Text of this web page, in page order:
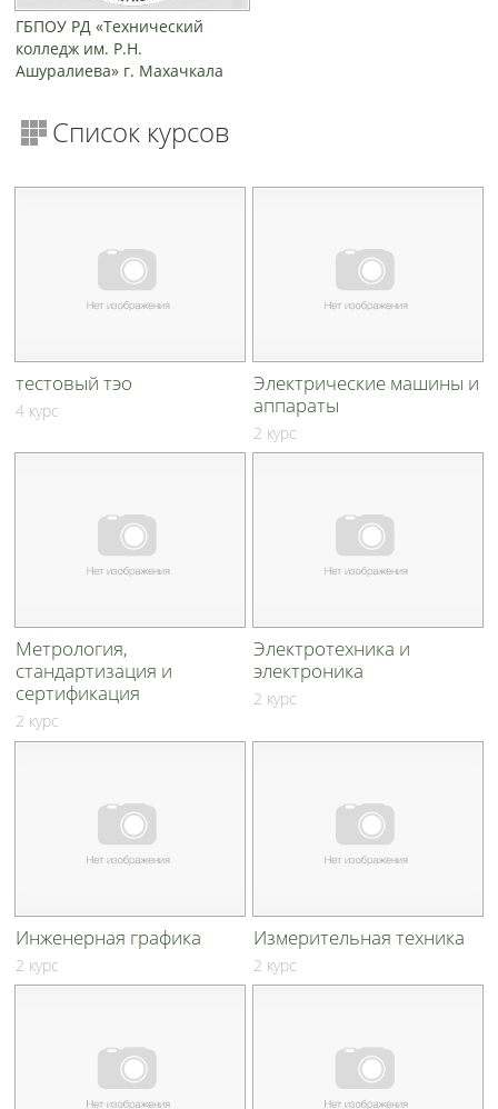
ГБПОУ РД «Технический
колледж им. Р.Н.
Ашуралиева» г. Махачкала
Список курсов
тестовый тэо
4 курс
Электрические машины и
аппараты
2 курс
Метрология,
стандартизация и
сертификация
2 курс
Электротехника и
электроника
2 курс
Инженерная графика
2 курс
Измерительная техника
2 курс